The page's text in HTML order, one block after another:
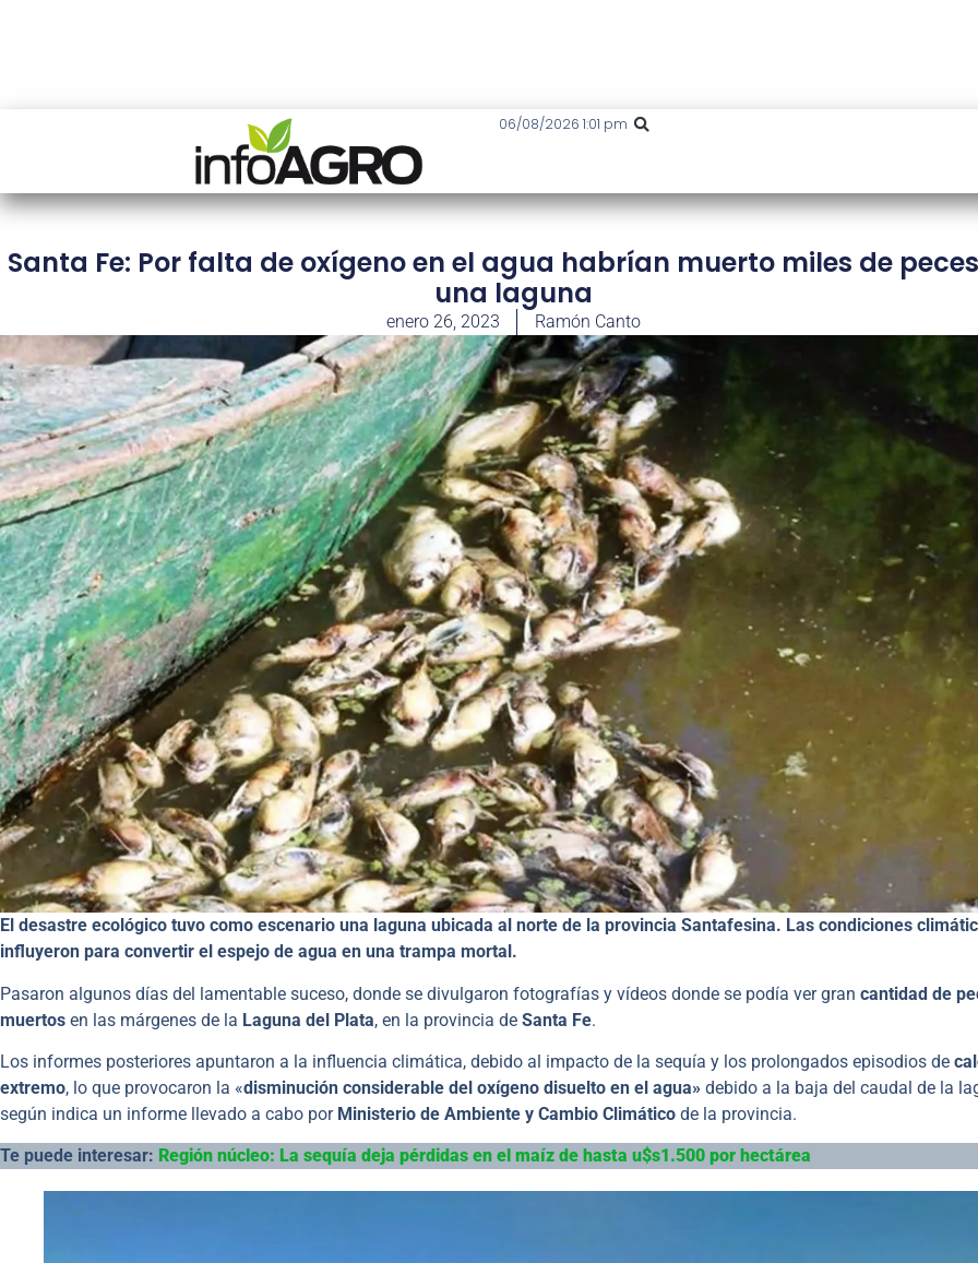
06/08/2026 1:01 pm
Santa Fe: Por falta de oxígeno en el agua habrían muerto miles de
una laguna
enero 26, 2023 Ramón Canto
El desastre ecológico tuvo como escenario una laguna ubicada al norte de la provincia Santafesina. Las condiciones
influyeron para convertir el espejo de agua en una trampa mortal.
Pasaron algunos días del lamentable suceso, donde se divulgaron fotografías y vídeos donde se podía ver gran cantidad de
muertos en las márgenes de la Laguna del Plata, en la provincia de Santa Fe.
Los informes posteriores apuntaron a la influencia climática, debido al impacto de la sequía y los prolongados episodios de
extremo, lo que provocaron la «disminución considerable del oxígeno disuelto en el agua» debido a la baja del caudal de la
según indica un informe llevado a cabo por Ministerio de Ambiente y Cambio Climático de la provincia.
Te puede interesar: Región núcleo: La sequía deja pérdidas en el maíz de hasta u$s1.500 por hectárea